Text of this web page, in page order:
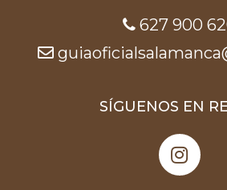
627 900
SÍGUENOS EN